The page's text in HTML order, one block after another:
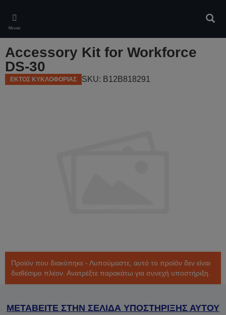
main
content
Μενού
Accessory Kit for Workforce
DS-30
ΕΚΤΟΣ ΚΥΚΛΟΦΟΡΙΑΣ SKU: B12B818291
Προϊόν που διακόπηκε - Λυπούμαστε, αυτό το προϊόν δεν είναι
διαθέσιμο πλέον. Ανατρέξτε παρακάτω για συνεχή υποστήριξη.
ΜΕΤΑΒΕΙΤΕ ΣΤΗΝ ΣΕΛΙΔΑ ΥΠΟΣΤΗΡΙΞΗΣ ΑΥΤΟΥ